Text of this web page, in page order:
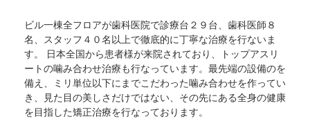
ビル一棟全フロアが歯科医院で診療台２９台、歯科医師８
名、スタッフ４０名以上で徹底的に丁寧な治療を行ないま
す。 日本全国から患者様が来院されており、トップアスリ
ートの噛み合わせ治療も行なっています。最先端の設備のを
備え、ミリ単位以下にまでこだわった噛み合わせを作ってい
き、見た目の美しさだけではない、その先にある全身の健康
を目指した矯正治療を行なっております。